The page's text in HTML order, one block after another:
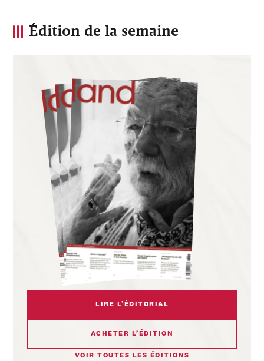
Édition de la semaine
LIRE L’ÉDITORIAL
ACHETER L’ÉDITION
VOIR TOUTES LES ÉDITIONS